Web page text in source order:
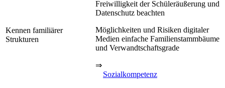
Kennen familiärer
Strukturen
Freiwilligkeit der Schüleräußerung und
Datenschutz beachten
Möglichkeiten und Risiken digitaler
Medien einfache Familienstammbäume
und Verwandtschaftsgrade
⇒
Sozialkompetenz